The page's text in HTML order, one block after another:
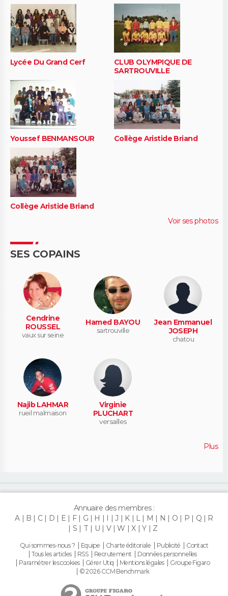
Lycée Du Grand Cerf
CLUB OLYMPIQUE DE
SARTROUVILLE
Youssef BENMANSOUR Collège Aristide Briand
Collège Aristide Briand
Voir ses photos
SES COPAINS
Cendrine
ROUSSEL
vaux sur seine
Hamed BAYOU
sartrouville
Jean Emmanuel
JOSEPH
chatou
Najib LAHMAR
rueil malmaison
Virginie
PLUCHART
versailles
Plus
Annuaire des membres :
A
B C D E F G H I J K L M N O P Q
R
S
T U V W X Y Z
Qui sommes-nous ? Equipe Charte éditoriale Publicité
Contact
Tous les articles
RSS Recrutement
Données personnelles
Paramétrer les cookies
Gérer Utiq Mentions légales
Groupe Figaro
© 2026 CCM Benchmark